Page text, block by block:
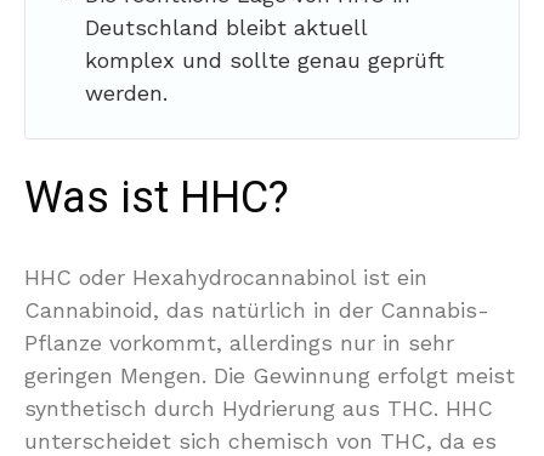
Deutschland bleibt aktuell
komplex und sollte genau geprüft
werden.
Was ist HHC?
HHC oder Hexahydrocannabinol ist ein
Cannabinoid, das natürlich in der Cannabis-
Pflanze vorkommt, allerdings nur in sehr
geringen Mengen. Die Gewinnung erfolgt meist
synthetisch durch Hydrierung aus THC. HHC
unterscheidet sich chemisch von THC, da es